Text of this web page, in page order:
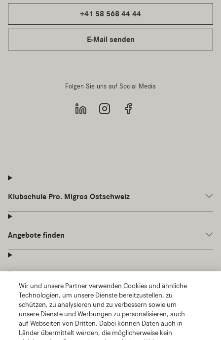
Wir und unsere Partner verwenden Cookies und ähnliche
Technologien, um unsere Dienste bereitzustellen, zu
schützen, zu analysieren und zu verbessern sowie um
unsere Dienste und Werbungen zu personalisieren, auch
auf Webseiten von Dritten. Dabei können Daten auch in
Länder übermittelt werden, die möglicherweise kein